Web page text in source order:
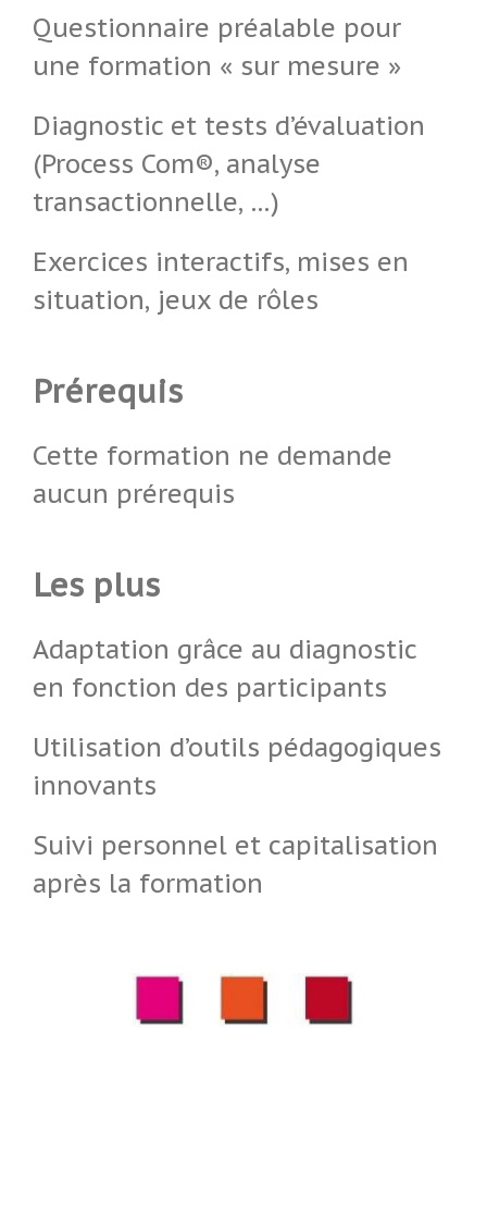
Questionnaire préalable pour
une formation « sur mesure »
Diagnostic et tests d’évaluation
(Process Com®, analyse
transactionnelle, …)
Exercices interactifs, mises en
situation, jeux de rôles
Prérequis
Cette formation ne demande
aucun prérequis
Les plus
Adaptation grâce au diagnostic
en fonction des participants
Utilisation d’outils pédagogiques
innovants
Suivi personnel et capitalisation
après la formation